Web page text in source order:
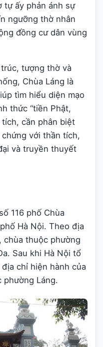
tự ấy phản ánh sự
ngưỡng thờ nhân
đồng cư dân vùng
tượng thờ và
Chùa Láng là
tìm hiểu diện mạo
thức “tiền Phật,
tích, cần phân biệt
với thần tích,
và truyền thuyết
116 phố Chùa
Hà Nội. Theo địa
chùa thuộc phường
Sau khi Hà Nội tổ
chỉ hiện hành của
Láng.